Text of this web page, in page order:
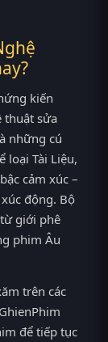
kiến
thuật sửa
những cú
loại Tài Liệu,
cảm xúc –
động. Bộ
giới phê
phim Âu
trên các
để tiếp tục